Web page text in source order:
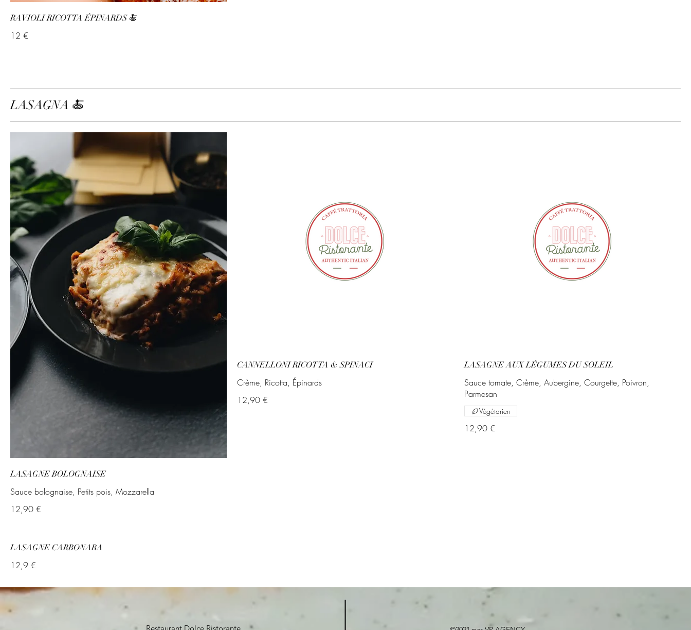
RAVIOLI RICOTTA ÉPINARDS 🍝
12 €
LASAGNA 🍝
LASAGNE BOLOGNAISE
Sauce bolognaise, Petits pois, Mozzarella
12,90 €
CANNELLONI RICOTTA & SPINACI
Crème, Ricotta, Épinards
12,90 €
LASAGNE AUX LÉGUMES DU SOLEIL
Sauce tomate, Crème, Aubergine, Courgette, Poivron,
Parmesan
12,90 €
Végétarien
LASAGNE CARBONARA
12,9 €